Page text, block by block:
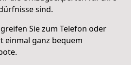
sind.
Sie zum Telefon oder
einmal ganz bequem